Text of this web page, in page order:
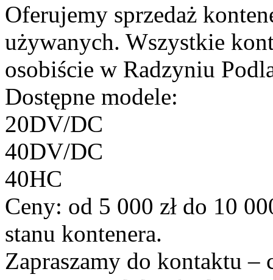
Oferujemy sprzedaż
używanych. Wszystkie
osobiście w Radzyniu
Dostępne modele:
20DV/DC
40DV/DC
40HC
Ceny: od 5 000 zł do 10
stanu kontenera.
Zapraszamy do kontaktu